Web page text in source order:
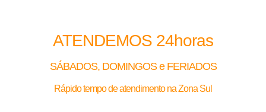
ATENDEMOS 24horas
SÁBADOS, DOMINGOS e FERIADOS
Rápido tempo de atendimento na Zona Sul